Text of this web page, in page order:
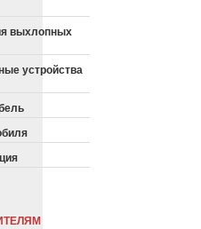
выхлопных
устройства